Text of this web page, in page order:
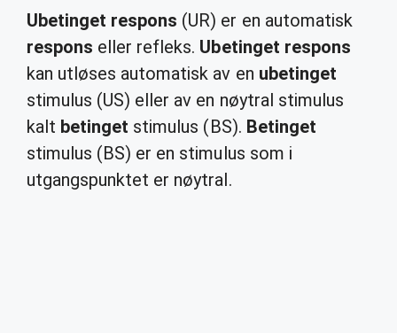
Ubetinget respons (UR) er en automatisk
respons eller refleks. Ubetinget respons
kan utløses automatisk av en ubetinget
stimulus (US) eller av en nøytral stimulus
kalt betinget stimulus (BS). Betinget
stimulus (BS) er en stimulus som i
utgangspunktet er nøytral.